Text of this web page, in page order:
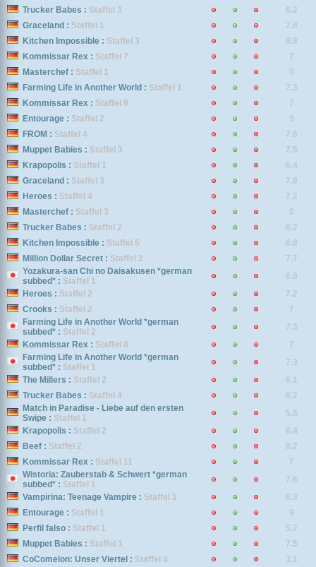
Trucker Babes : Staffel 3
6.2
Graceland : Staffel 1
7.8
Kitchen Impossible : Staffel 3
8.8
Kommissar Rex : Staffel 7
7
Masterchef : Staffel 1
0
Farming Life in Another World : Staffel 1
7.3
Kommissar Rex : Staffel 9
7
Entourage : Staffel 2
9
FROM : Staffel 4
7.6
Muppet Babies : Staffel 3
7.5
Krapopolis : Staffel 1
6.4
Graceland : Staffel 3
7.8
Heroes : Staffel 4
7.2
Masterchef : Staffel 3
0
Trucker Babes : Staffel 2
6.2
Kitchen Impossible : Staffel 5
8.8
Million Dollar Secret : Staffel 2
7.7
Yozakura-san Chi no Daisakusen *german
subbed* : Staffel 1
6.8
Heroes : Staffel 2
7.2
Crooks : Staffel 2
7
Farming Life in Another World *german
subbed* : Staffel 2
7.3
Kommissar Rex : Staffel 8
7
Farming Life in Another World *german
subbed* : Staffel 1
7.3
The Millers : Staffel 2
6.1
Trucker Babes : Staffel 4
6.2
Match in Paradise - Liebe auf den ersten
Swipe : Staffel 1
5.6
Krapopolis : Staffel 2
6.4
Beef : Staffel 2
8.2
Kommissar Rex : Staffel 11
7
Wistoria: Zauberstab & Schwert *german
subbed* : Staffel 1
7.6
Vampirina: Teenage Vampire : Staffel 1
6.3
Entourage : Staffel 1
9
Perfil falso : Staffel 1
5.7
Muppet Babies : Staffel 1
7.5
CoComelon: Unser Viertel : Staffel 4
3.1